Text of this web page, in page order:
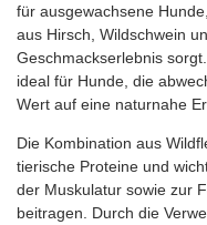
für ausgewachsene
aus Hirsch, Wildschwein
Geschmackserlebnis
ideal für Hunde, die
Wert auf eine naturnahe
Die Kombination aus
tierische Proteine und
der Muskulatur sowie zur
beitragen. Durch die